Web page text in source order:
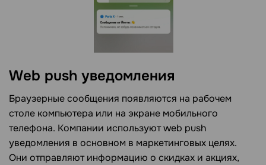
Web push уведомления
Браузерные сообщения появляются на рабочем
столе компьютера или на экране мобильного
телефона. Компании используют web push
уведомления в основном в маркетинговых целях.
Они отправляют информацию о скидках и акциях,